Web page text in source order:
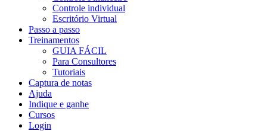
Controle individual
Escritório Virtual
Passo a passo
Treinamentos
GUIA FÁCIL
Para Consultores
Tutoriais
Captura de notas
Ajuda
Indique e ganhe
Cursos
Login